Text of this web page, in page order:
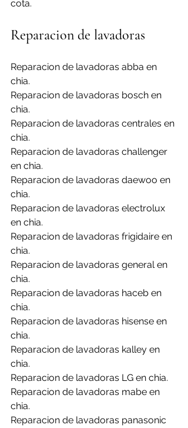
cota.
Reparacion de lavadoras
Reparacion de lavadoras abba en
chia.
Reparacion de lavadoras bosch en
chia.
Reparacion de lavadoras centrales en
chia.
Reparacion de lavadoras challenger
en chia.
Reparacion de lavadoras daewoo en
chia.
Reparacion de lavadoras electrolux
en chia.
Reparacion de lavadoras frigidaire en
chia.
Reparacion de lavadoras general en
chia.
Reparacion de lavadoras haceb en
chia.
Reparacion de lavadoras hisense en
chia.
Reparacion de lavadoras kalley en
chia.
Reparacion de lavadoras LG en chia.
Reparacion de lavadoras mabe en
chia.
Reparacion de lavadoras panasonic